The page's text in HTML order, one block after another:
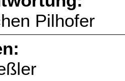
Pilhofer